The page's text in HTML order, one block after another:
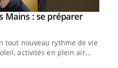
Mains : se préparer
nouveau rythme de vie !
activités en plein air…